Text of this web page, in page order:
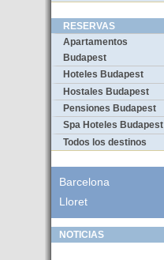
RESERVAS
Apartamentos
Budapest
Hoteles Budapest
Hostales Budapest
Pensiones Budapest
Spa Hoteles Budapest
Todos los destinos
Barcelona
Lloret
NOTICIAS